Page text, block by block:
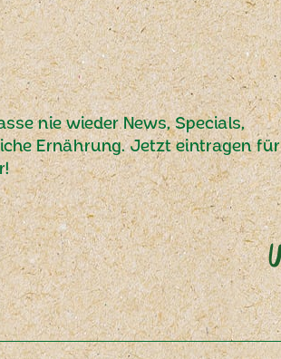
nie wieder News, Specials,
Ernährung. Jetzt eintragen für